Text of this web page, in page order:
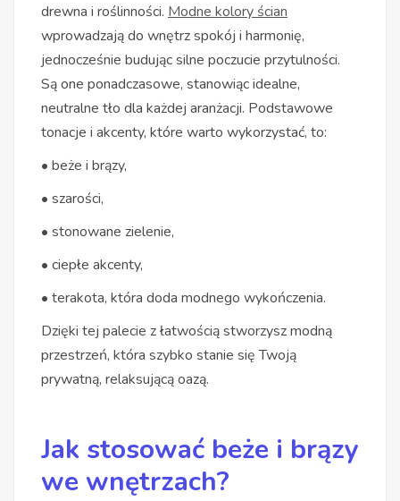
drewna i roślinności. Modne kolory ścian
wprowadzają do wnętrz spokój i harmonię,
jednocześnie budując silne poczucie przytulności.
Są one ponadczasowe, stanowiąc idealne,
neutralne tło dla każdej aranżacji. Podstawowe
tonacje i akcenty, które warto wykorzystać, to:
• beże i brązy,
• szarości,
• stonowane zielenie,
• ciepłe akcenty,
• terakota, która doda modnego wykończenia.
Dzięki tej palecie z łatwością stworzysz modną
przestrzeń, która szybko stanie się Twoją
prywatną, relaksującą oazą.
Jak stosować beże i brązy
we wnętrzach?